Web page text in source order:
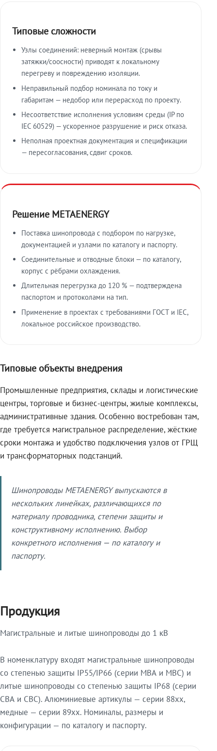
Типовые сложности
Узлы соединений: неверный монтаж (срывы
затяжки/соосности) приводят к локальному
перегреву и повреждению изоляции.
Неправильный подбор номинала по току и
габаритам — недобор или перерасход по проекту.
Несоответствие исполнения условиям среды (IP по
IEC 60529) — ускоренное разрушение и риск отказа.
Неполная проектная документация и спецификации
— пересогласования, сдвиг сроков.
Решение METAENERGY
Поставка шинопровода с подбором по нагрузке,
документацией и узлами по каталогу и паспорту.
Соединительные и отводные блоки — по каталогу,
корпус с рёбрами охлаждения.
Длительная перегрузка до 120 % — подтверждена
паспортом и протоколами на тип.
Применение в проектах с требованиями ГОСТ и IEC,
локальное российское производство.
Типовые объекты внедрения
Промышленные предприятия, склады и логистические
центры, торговые и бизнес-центры, жилые комплексы,
административные здания. Особенно востребован там,
где требуется магистральное распределение, жёсткие
сроки монтажа и удобство подключения узлов от ГРЩ
и трансформаторных подстанций.
Шинопроводы METAENERGY выпускаются в
нескольких линейках, различающихся по
материалу проводника, степени защиты и
конструктивному исполнению. Выбор
конкретного исполнения — по каталогу и
паспорту.
Продукция
Магистральные и литые шинопроводы до 1 кВ
В номенклатуру входят магистральные шинопроводы
со степенью защиты IP55/IP66 (серии МВА и МВС) и
литые шинопроводы со степенью защиты IP68 (серии
СВА и СВС). Алюминиевые артикулы — серии 88xx,
медные — серии 89xx. Номиналы, размеры и
конфигурации — по каталогу и паспорту.